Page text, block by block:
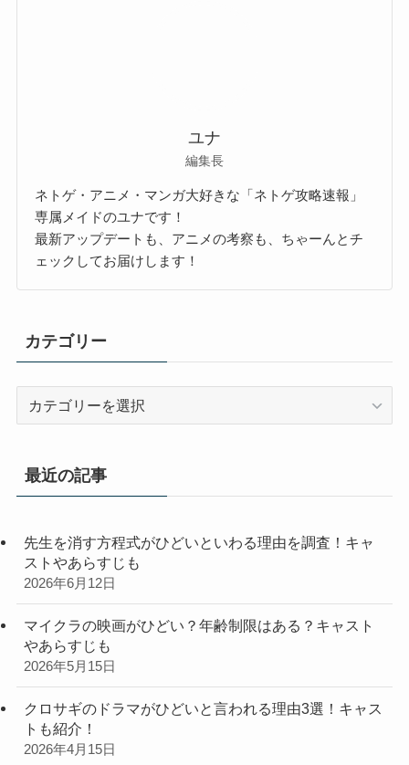
ユナ
編集長
ネトゲ・アニメ・マンガ大好きな「ネトゲ攻略速報」
専属メイドのユナです！
最新アップデートも、アニメの考察も、ちゃーんとチ
ェックしてお届けします！
カテゴリー
リ
最近の記事
先生を消す方程式がひどいといわる理由を調査！キャ
ストやあらすじも
2026年6月12日
マイクラの映画がひどい？年齢制限はある？キャスト
やあらすじも
2026年5月15日
クロサギのドラマがひどいと言われる理由3選！キャス
トも紹介！
2026年4月15日